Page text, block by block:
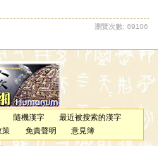
瀏覽次數: 69106
隨機漢字
最近被搜索的漢字
策 免責聲明 意見簿